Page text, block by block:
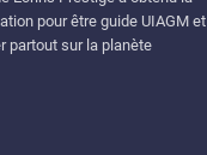
pour être guide UIAGM et
partout sur la planète